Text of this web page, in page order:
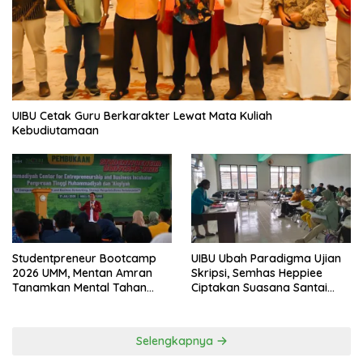
UIBU Cetak Guru Berkarakter Lewat Mata Kuliah
Kebudiutamaan
Studentpreneur Bootcamp
2026 UMM, Mentan Amran
Tanamkan Mental Tahan
UIBU Ubah Paradigma Ujian
Skripsi, Semhas Heppiee
Ciptakan Suasana Santai
Selengkapnya